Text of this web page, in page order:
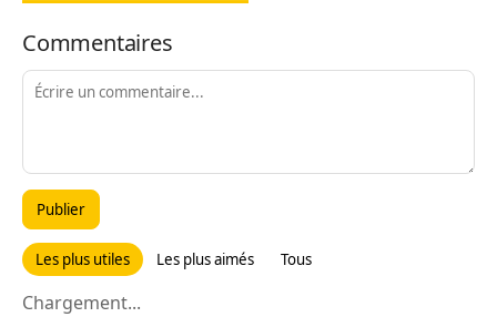
Commentaires
Publier
Les plus utiles Les plus aimés Tous
Chargement...